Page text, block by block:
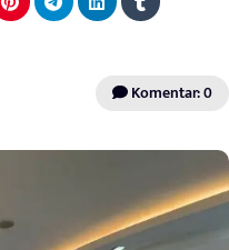
Komentar: 0